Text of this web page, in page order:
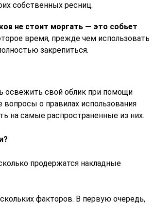
собственных ресниц.
не стоит моргать — это собьет
время, прежде чем использовать
закрепиться.
свой облик при помощи
о правилах использования
на самые распространенные из них.
продержатся накладные
факторов. В первую очередь,